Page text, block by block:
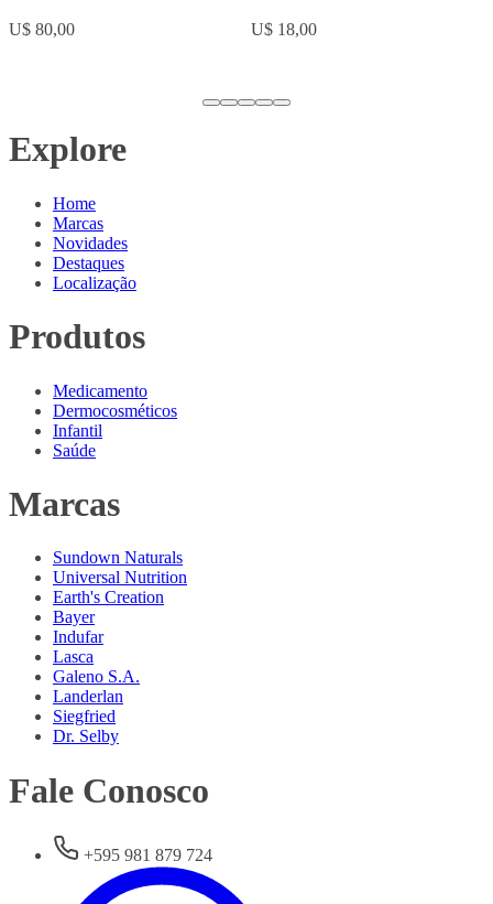
Explore
Home
Marcas
Novidades
Destaques
Localização
Produtos
Medicamento
Dermocosméticos
Infantil
Saúde
Marcas
Sundown Naturals
Universal Nutrition
Earth's Creation
Bayer
Indufar
Lasca
Galeno S.A.
Landerlan
Siegfried
Dr. Selby
Fale Conosco
+595 981 879 724